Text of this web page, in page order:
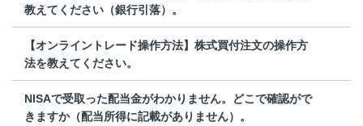
教えてください（銀行引落）。
【オンライントレード操作方法】株式買付注文の操作方
法を教えてください。
NISAで受取った配当金がわかりません。どこで確認がで
きますか（配当所得に記載がありません）。